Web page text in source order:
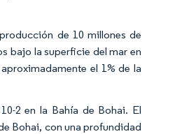
de 10 millones de
bajo la superficie del mar en
el 1% de la
2 en la Bahía de Bohai. El
Bohai, con una profundidad